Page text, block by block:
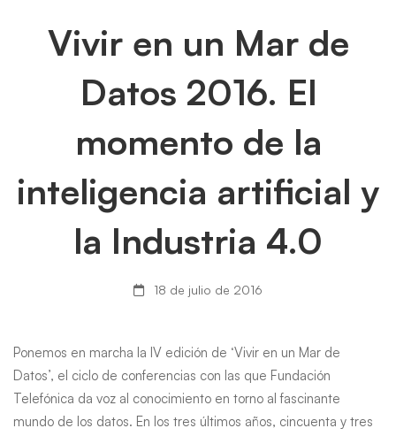
Vivir
de
Datos
momento
de
Vivir en un Mar de
Datos 2016. El
momento de la
inteligencia artificial y
la Industria 4.0
18 de julio de 2016
Ponemos en marcha la IV edición de ‘Vivir en un Mar de
Datos’, el ciclo de conferencias con las que Fundación
Telefónica da voz al conocimiento en torno al fascinante
mundo de los datos. En los tres últimos años, cincuenta y tres